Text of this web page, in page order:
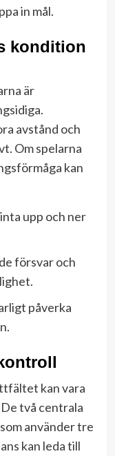
in mål.
kondition
är
avstånd och
Om spelarna
kan
upp och ner
försvar och
påverka
kan vara
två centrala
använder tre
kan leda till